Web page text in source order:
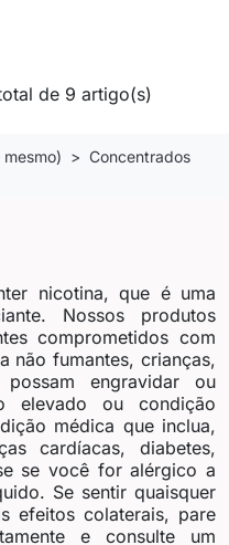
de 9 artigo(s)
Concentrados
nicotina, que é uma
Nossos produtos
comprometidos com
não fumantes, crianças,
engravidar ou
elevado ou condição
médica que inclua,
cardíacas, diabetes,
se você for alérgico a
Se sentir quaisquer
efeitos colaterais, pare
e consulte um